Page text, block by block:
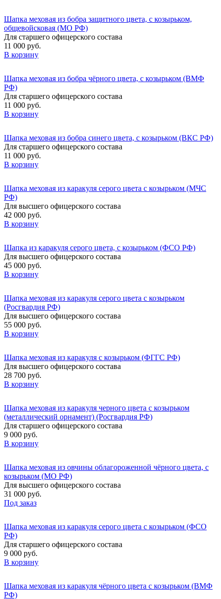
Шапка меховая из бобра защитного цвета, с козырьком,
общевойсковая (МО РФ)
Для старшего офицерского состава
11 000 руб.
В корзину
Шапка меховая из бобра чёрного цвета, с козырьком (ВМФ
РФ)
Для старшего офицерского состава
11 000 руб.
В корзину
Шапка меховая из бобра синего цвета, с козырьком (ВКС РФ)
Для старшего офицерского состава
11 000 руб.
В корзину
Шапка меховая из каракуля серого цвета с козырьком (МЧС
РФ)
Для высшего офицерского состава
42 000 руб.
В корзину
Шапка из каракуля серого цвета, с козырьком (ФСО РФ)
Для высшего офицерского состава
45 000 руб.
В корзину
Шапка меховая из каракуля серого цвета с козырьком
(Росгвардия РФ)
Для высшего офицерского состава
55 000 руб.
В корзину
Шапка меховая из каракуля с козырьком (ФГГС РФ)
Для высшего офицерского состава
28 700 руб.
В корзину
Шапка меховая из каракуля черного цвета с козырьком
(металлический орнамент) (Росгвардия РФ)
Для старшего офицерского состава
9 000 руб.
В корзину
Шапка меховая из овчины облагороженной чёрного цвета, с
козырьком (МО РФ)
Для высшего офицерского состава
31 000 руб.
Под заказ
Шапка меховая из каракуля серого цвета с козырьком (ФСО
РФ)
Для старшего офицерского состава
9 000 руб.
В корзину
Шапка меховая из каракуля чёрного цвета с козырьком (ВМФ
РФ)